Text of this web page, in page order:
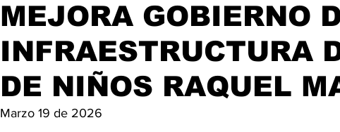
MEJORA GOBIERNO
INFRAESTRUCTURA
DE NIÑOS RAQUEL
Marzo 19 de 2026